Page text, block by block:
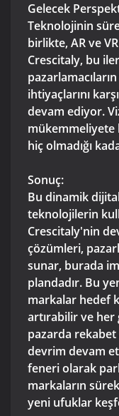
Gelecek
Teknolojinin
birlikte, AR ve
Crescitaly, bu
ihtiyaçlarını
devam ediyor.
mükemmeliyete
hiç olmadığı
Sonuç:
Bu dinamik
teknolojilerin
Crescitaly'nin
çözümleri,
sunar, burada
plandadır. Bu
markalar hedef
artırabilir ve
pazarda
devrim devam
feneri olarak
markaların
yeni ufuklar